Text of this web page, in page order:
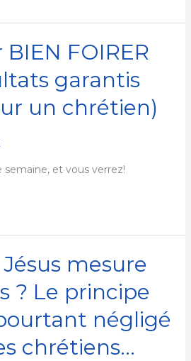
FOIRER
garantis
un chrétien)
et vous verrez!
mesure
? Le principe
négligé
chrétiens…